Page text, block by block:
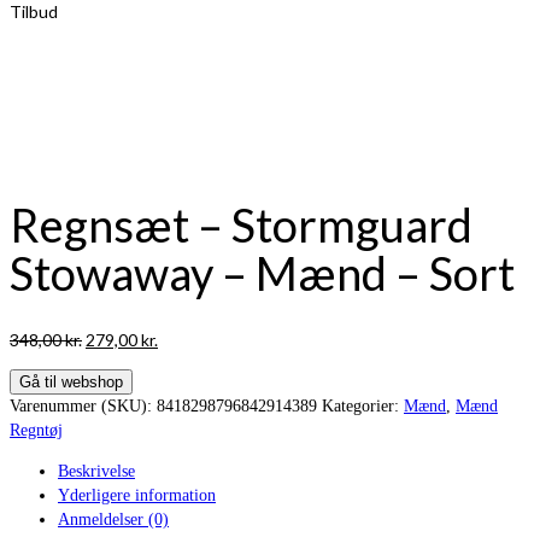
Tilbud
Regnsæt – Stormguard
Stowaway – Mænd – Sort
348,00kr. Den
pris
var:
279,00kr.
er:
Gå til webshop
Varenummer (SKU): 8418298796842914389 Kategorier: Mænd
Mænd
Regntøj
Beskrivelse
Yderligere information
Anmeldelser (0)